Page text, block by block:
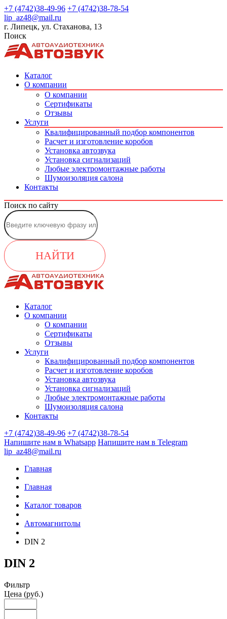
+7 (4742)38-49-96 +7 (4742)38-78-54
lip_az48@mail.ru
г. Липецк, ул. Стаханова, 13
Поиск
Каталог
О компании
О компании
Сертификаты
Отзывы
Услуги
Квалифицированный подбор компонентов
Расчет и изготовление коробов
Установка автозвука
Установка сигнализаций
Любые электромонтажные работы
Шумоизоляция салона
Контакты
Поиск по сайту
НАЙТИ
Каталог
О компании
О компании
Сертификаты
Отзывы
Услуги
Квалифицированный подбор компонентов
Расчет и изготовление коробов
Установка автозвука
Установка сигнализаций
Любые электромонтажные работы
Шумоизоляция салона
Контакты
+7 (4742)38-49-96 +7 (4742)38-78-54
Напишите нам в Whatsapp Напишите нам в Telegram
lip_az48@mail.ru
Главная
Главная
Каталог товаров
Автомагнитолы
DIN 2
DIN 2
Фильтр
Цена (руб.)